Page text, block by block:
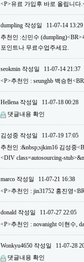
<P>유료 가입후 바로 올립니다
dumpling 작성일
11-07-14 13:29
추천인 :신민수
포인트나 무료수업주세요.
seokmin 작성일
11-07-14 21:37
<P>추천인 : seunghb 백승헌
Hellena 작성일
11-07-18 00:28
댓글내용 확인
김성중 작성일
11-07-19 17:05
추천인 :&nbsp;sjkim16 김성중
<DIV class=autosourcing-
marco 작성일
11-07-21 16:38
<P>추천인 : jin31752 홍진영
donald 작성일
11-07-27 22:05
<P>추천인 : novanight 이현수,
Wonkyu4650 작성일
11-07-28
댓글내용 확인